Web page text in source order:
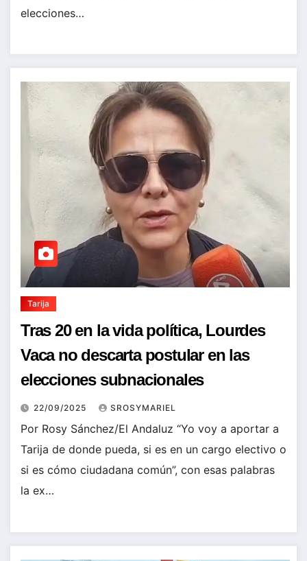
elecciones…
Tarija
Tras 20 en la vida política, Lourdes
Vaca no descarta postular en las
elecciones subnacionales
22/09/2025 SROSYMARIEL
Por Rosy Sánchez/El Andaluz “Yo voy a aportar a
Tarija de donde pueda, si es en un cargo electivo o
si es cómo ciudadana común”, con esas palabras
la ex…